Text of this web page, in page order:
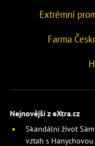
Extrémní
Farma
Nejnovější z eXtra.cz
Skandální život
vztah s